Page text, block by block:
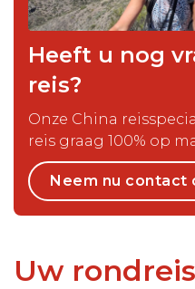
Heeft u nog
reis?
Onze China
reis graag 100% op
Neem nu contact
Uw